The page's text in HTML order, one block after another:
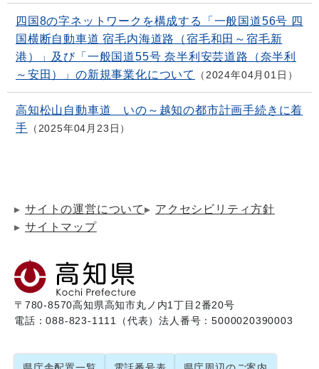
四国8の字ネットワークを構成する「一般国道56号 四
国横断自動車道 宿毛内海道路（宿毛和田～宿毛新
港）」及び「一般国道55号 奈半利安芸道路（奈半利
～安田）」の新規事業化について
2024年04月01日
高知松山自動車道 いの～越知の都市計画手続きに着
手
2025年04月23日
サイトの運営について
アクセシビリティ方針
サイトマップ
〒780-8570高知県高知市丸ノ内1丁目2番20号
電話：088-823-1111（代表）法人番号：5000020390003